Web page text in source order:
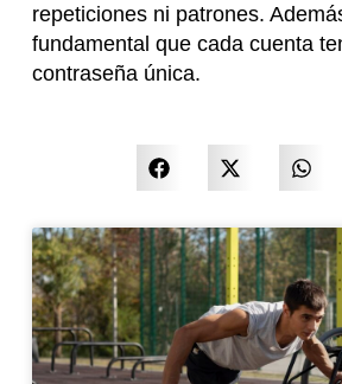
repeticiones ni patrones.
fundamental que cada cuenta
contraseña única.